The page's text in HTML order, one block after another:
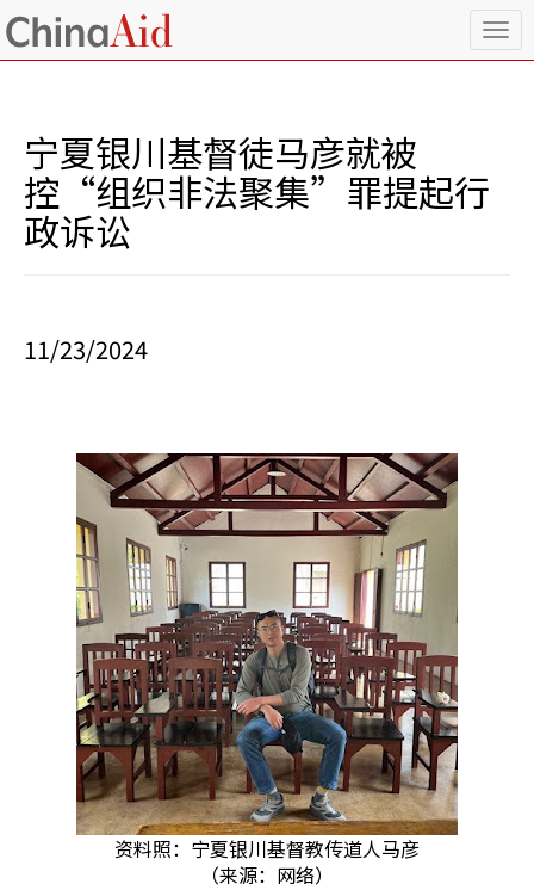
T
o
宁夏银川基督徒马彦就被
控“组织非法聚集”罪提起行
政诉讼
11/23/2024
资料照：宁夏银川基督教传道人马彦
（来源：网络）